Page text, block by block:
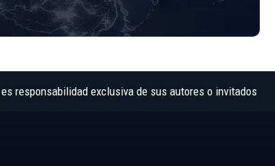
responsabilidad exclusiva de sus autores o invitados